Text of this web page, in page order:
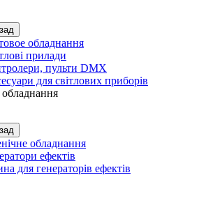
обладнання
прилади
пульти DMX
для світлових приборів
обладнання
ефектів
для генераторів ефектів